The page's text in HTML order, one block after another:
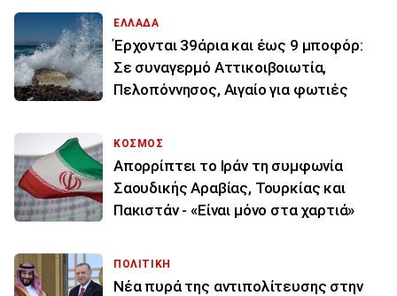
ΕΛΛΑΔΑ
Έρχονται 39άρια και έως 9 μποφόρ:
Σε συναγερμό Αττικοιβοιωτία,
Πελοπόννησος, Αιγαίο για φωτιές
ΚΟΣΜΟΣ
Απορρίπτει το Ιράν τη συμφωνία
Σαουδικής Αραβίας, Τουρκίας και
Πακιστάν - «Είναι μόνο στα χαρτιά»
ΠΟΛΙΤΙΚΗ
Νέα πυρά της αντιπολίτευσης στην